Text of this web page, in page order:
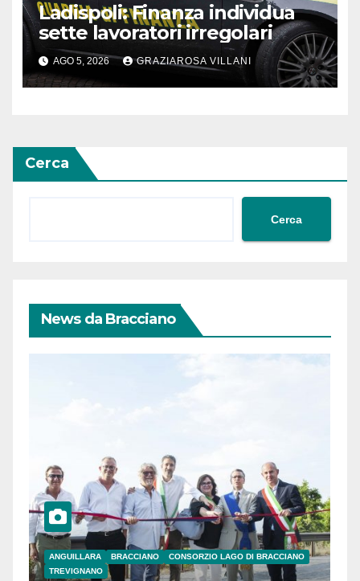
Ladispoli: Finanza individua
sette lavoratori irregolari
AGO 5, 2026 GRAZIAROSA VILLANI
Cerca
Cerca
News da Bracciano
ANGUILLARA BRACCIANO
CONSORZIO LAGO DI BRACCIANO
TREVIGNANO